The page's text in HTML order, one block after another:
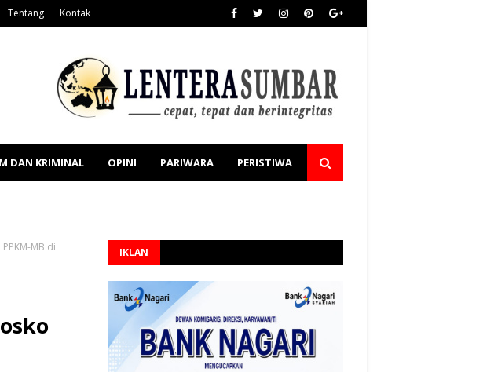
Tentang Kontak
DAN KRIMINAL OPINI PARIWARA PERISTIWA
MB di
IKLAN